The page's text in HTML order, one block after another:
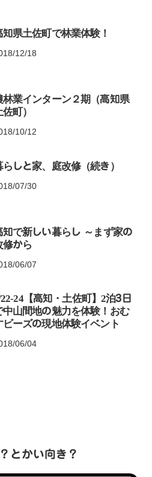
知県土佐町で林業体験！
12/18
林業インターン２期（高知県
佐町）
10/12
らしと家、庭改修（続き）
07/30
知で新しい暮らし ～まず家の
修から
06/07
24【高知・土佐町】2泊3日
中山間地の魅力を体験！おむ
ビーズの現地体験イベント
06/04
とかい向き？